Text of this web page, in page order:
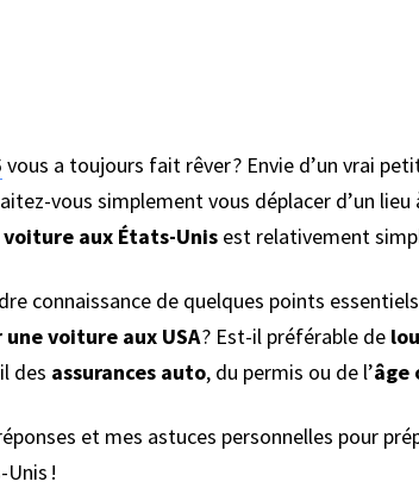
vous a toujours fait rêver ? Envie d’un vrai
vous simplement vous déplacer d’un
aux États-Unisest relativement
connaissance de quelques points
voiture aux USA? Est-il préférable de
des assurances auto, du permis ou de l’âge
et mes astuces personnelles pour
!